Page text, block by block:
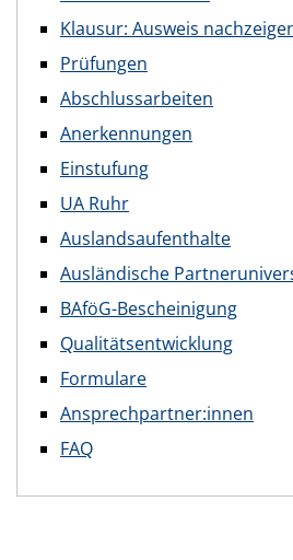
Klausur: Ausweis
Prüfungen
Abschlussarbeiten
Anerkennungen
Einstufung
UA Ruhr
Auslandsaufenthalte
Ausländische
BAföG-Bescheinigung
Qualitätsentwicklung
Formulare
Ansprechpartner:innen
FAQ